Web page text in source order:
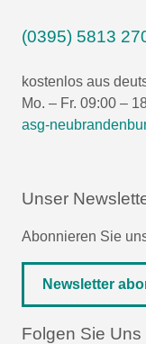
(0395) 5813
kostenlos aus
Mo. – Fr. 09:00 –
asg-
Unser
Abonnieren Sie
Newsletter
Folgen Sie Uns